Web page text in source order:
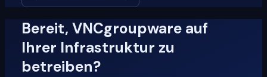
Bereit, VNCgroupware auf
Ihrer Infrastruktur zu
betreiben?